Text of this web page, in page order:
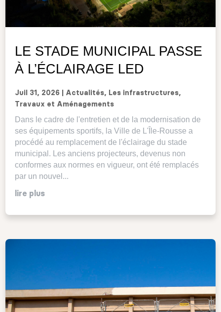
LE STADE MUNICIPAL PASSE
À L’ÉCLAIRAGE LED
Juil 31, 2026 Actualités, Les infrastructures,
Travaux et Aménagements
Dans le cadre de l'entretien et de la modernisation de
ses équipements sportifs, la Ville de L'Île-Rousse a
procédé au remplacement de l'éclairage du stade
municipal. Les anciens projecteurs, devenus non
conformes aux normes en vigueur, ont été remplacés
par un nouvel...
lire plus